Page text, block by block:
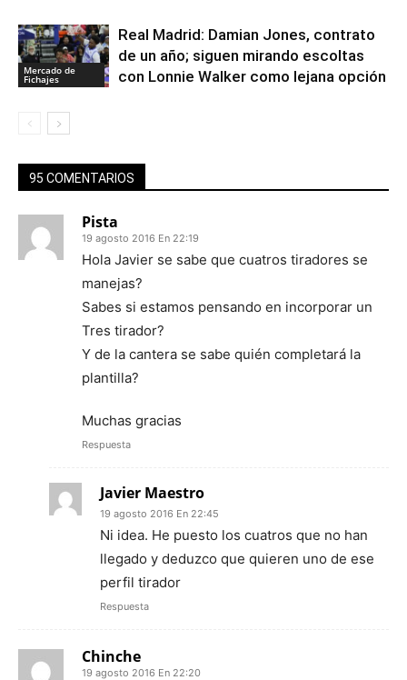
Mercado de
Fichajes
Real Madrid: Damian Jones, contrato
de un año; siguen mirando escoltas
con Lonnie Walker como lejana opción
95 COMENTARIOS
Pista
19 agosto 2016 En 22:19
Hola Javier se sabe que cuatros tiradores se
manejas?
Sabes si estamos pensando en incorporar un
Tres tirador?
Y de la cantera se sabe quién completará la
plantilla?
Muchas gracias
Respuesta
Javier Maestro
19 agosto 2016 En 22:45
Ni idea. He puesto los cuatros que no han
llegado y deduzco que quieren uno de ese
perfil tirador
Respuesta
Chinche
19 agosto 2016 En 22:20